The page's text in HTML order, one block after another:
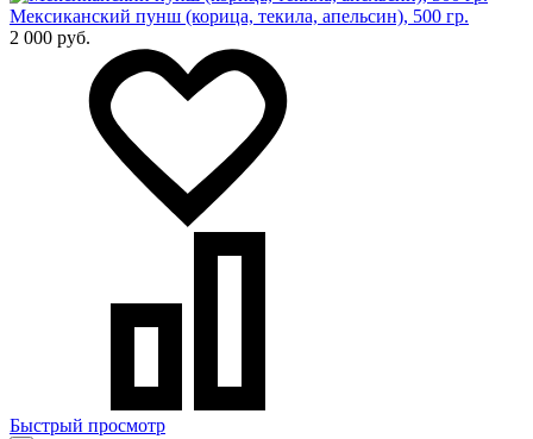
Мексиканский пунш (корица, текила, апельсин), 500 гр.
2 000 руб.
Быстрый просмотр